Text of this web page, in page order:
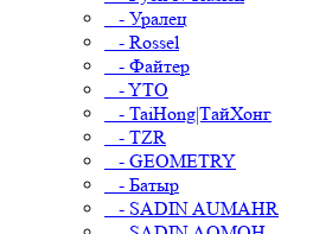
- Уралец
- Rossel
- Файтер
- YTO
- TaiHong|ТайХонг
- TZR
- GEOMETRY
- Батыр
- SADIN AUMAHR